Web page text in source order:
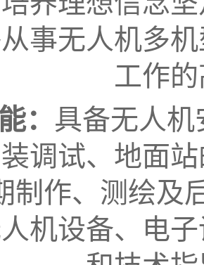
事无人机多
工作
： 具备无人
调试、地面
制作、测绘及
机设备、电